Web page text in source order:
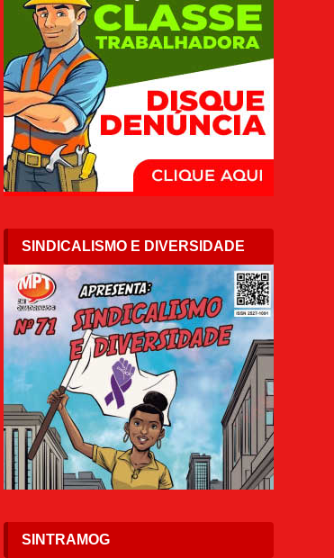
SINDICALISMO E DIVERSIDADE
SINTRAMOG